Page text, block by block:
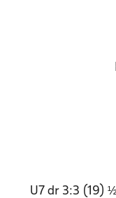
U7 dr 3:3 (19)